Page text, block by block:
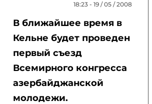
18:23 - 19 / 05 / 2008
В ближайшее время в
Кельне будет проведен
первый съезд
Всемирного конгресса
азербайджанской
молодежи.